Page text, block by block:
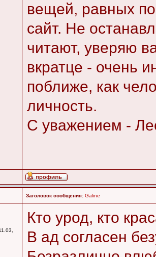
вещей, равных
сайт. Не
читают, уверяю
вкратце - очень
поближе, как
личность.
С уважением -
Заголовок сообщения: Galine
Кто урод, кто
В ад согласен